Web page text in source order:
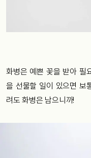
화병은 예쁜 꽃을 받아 필
을 선물할 일이 있으면 보
려도 화병은 남으니까!